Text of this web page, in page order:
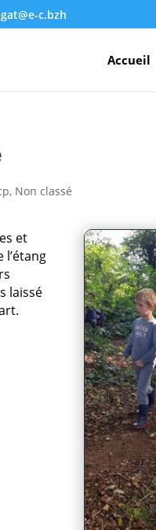
c.bzh
Accueil
, Non classé
et
laissé